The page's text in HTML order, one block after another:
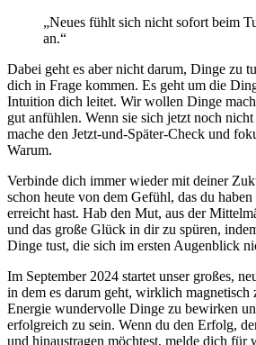
„Neues fühlt sich nicht sofort beim
an.“
Dabei geht es aber nicht darum, Dinge zu
dich in Frage kommen. Es geht um die
Intuition dich leitet. Wir wollen Dinge
gut anfühlen. Wenn sie sich jetzt noch
mache den Jetzt-und-Später-Check und
Warum.
Verbinde dich immer wieder mit deiner
schon heute von dem Gefühl, das du
erreicht hast. Hab den Mut, aus der
und das große Glück in dir zu spüren,
Dinge tust, die sich im ersten Augenblick
Im September 2024 startet unser großes,
in dem es darum geht, wirklich magnetisch
Energie wundervolle Dinge zu bewirken
erfolgreich zu sein. Wenn du den Erfolg,
und hinaustragen möchtest, melde dich für